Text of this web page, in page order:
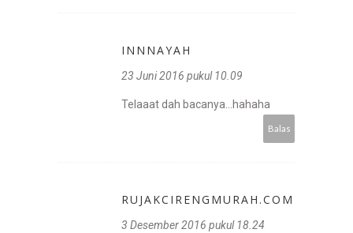
INNNAYAH
23 Juni 2016 pukul 10.09
Telaaat dah bacanya...hahaha
Balas
RUJAKCIRENGMURAH.COM
3 Desember 2016 pukul 18.24